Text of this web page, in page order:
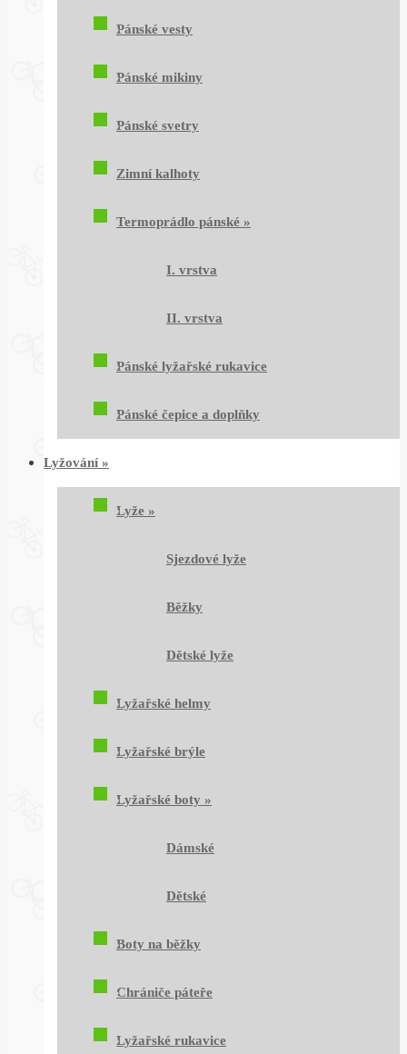
Pánské vesty
Pánské mikiny
Pánské svetry
Zimní kalhoty
Termoprádlo pánské »
I. vrstva
II. vrstva
Pánské lyžařské rukavice
Pánské čepice a doplňky
Lyžování »
Lyže »
Sjezdové lyže
Běžky
Dětské lyže
Lyžařské helmy
Lyžařské brýle
Lyžařské boty »
Dámské
Dětské
Boty na běžky
Chrániče páteře
Lyžařské rukavice